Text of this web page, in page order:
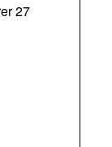
27